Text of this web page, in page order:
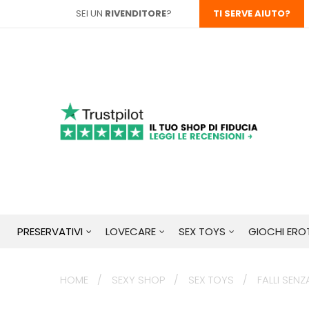
SEI UN RIVENDITORE? TI SERVE AIUTO?
PRESERVATIVI LOVECARE SEX TOYS GIOCHI
HOME SEXY SHOP SEX TOYS FALLI